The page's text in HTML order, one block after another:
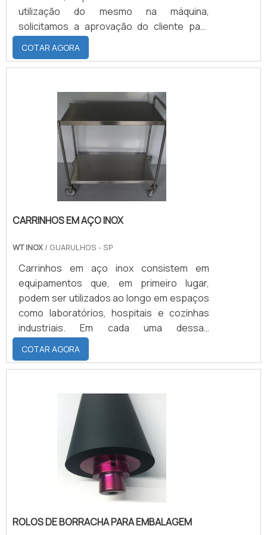
utilização do mesmo na máquina,
solicitamos a aprovação do cliente para
que possamos realizar a recuperação de
cilindros offset, que consiste no
enchimento com solda ou troca da ponta
possa trabalhar da maneira correta quando
colocado em maquina novamente.Saiba
mais informações sobre a produção dos
cilindrosO custo da recuperação de
cilindros depende .
COTAR AGORA
CARRINHOS EM AÇO INOX
WT INOX / GUARULHOS - SP
Carrinhos em aço inox consistem em
equipamentos que, em primeiro lugar,
podem ser utilizados ao longo em espaços
como laboratórios, hospitais e cozinhas
industriais. Em cada uma dessas
construções, no entanto, os objetos
podem possuir funcionalidades distintas.
Enquanto o uso nos laboratórios é voltado
demais equipamentos de ordem
farmacêutica, o mesmo não
necessariamente se dá nos hospitais, que
por suas vezes normalmente utilizam os
carrinhos para transporta.
COTAR AGORA
ROLOS DE BORRACHA PARA EMBALAGEM